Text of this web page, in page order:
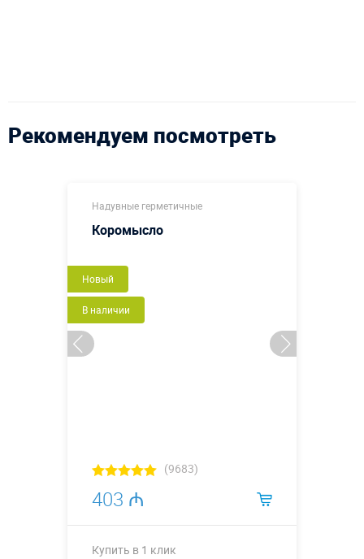
Рекомендуем посмотреть
Надувные герметичные
Коромысло
Новый
В наличии
(9683)
403 ₼
Купить в 1 клик